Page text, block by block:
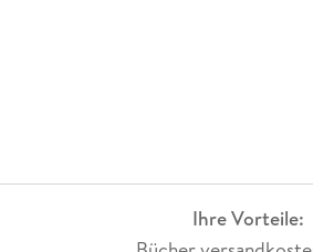
Ihre Vorteile: